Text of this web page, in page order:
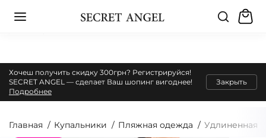
Хочеш получить скидку 300грн? Регистрируйся!
SECRET ANGEL — сделает Ваш шопинг вигоднее!
Подробнее
Закрыть
Главная Купальники Пляжная одежда Удлиненная